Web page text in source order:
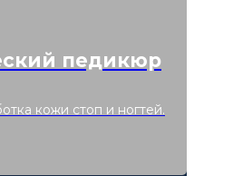
педикюр
кожи стоп и ногтей.